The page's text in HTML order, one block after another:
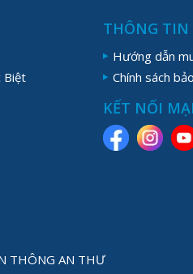
Biệt
THÔNG TIN
Hướng dẫn
Chính sách
KẾT NỐI
THÔNG AN THƯ